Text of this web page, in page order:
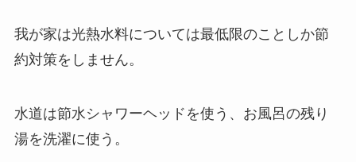
我が家は光熱水料については最低限のことしか節
約対策をしません。
水道は節水シャワーヘッドを使う、お風呂の残り
湯を洗濯に使う。